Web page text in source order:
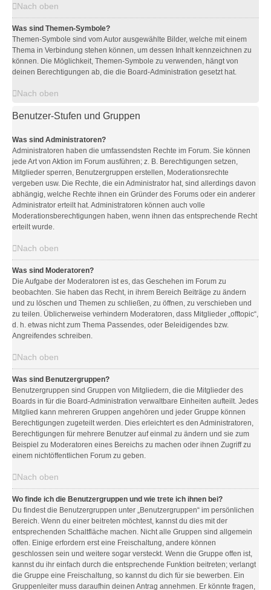
Nach oben
Was sind Themen-Symbole?
Themen-Symbole sind vom Autor ausgewählte Bilder, welche mit einem
Thema in Verbindung stehen können, um dessen Inhalt kennzeichnen zu
können. Die Möglichkeit, Themen-Symbole zu verwenden, hängt von
deinen Berechtigungen ab, die die Board-Administration gesetzt hat.
Nach oben
Benutzer-Stufen und Gruppen
Was sind Administratoren?
Administratoren haben die umfassendsten Rechte im Forum. Sie können
jede Art von Aktion im Forum ausführen; z. B. Berechtigungen setzen,
Mitglieder sperren, Benutzergruppen erstellen, Moderationsrechte
vergeben usw. Die Rechte, die ein Administrator hat, sind allerdings davon
abhängig, welche Rechte ihnen ein Gründer des Forums oder ein anderer
Administrator erteilt hat. Administratoren können auch volle
Moderationsberechtigungen haben, wenn ihnen das entsprechende Recht
erteilt wurde.
Nach oben
Was sind Moderatoren?
Die Aufgabe der Moderatoren ist es, das Geschehen im Forum zu
beobachten. Sie haben das Recht, in ihrem Bereich Beiträge zu ändern
und zu löschen und Themen zu schließen, zu öffnen, zu verschieben und
zu teilen. Üblicherweise verhindern Moderatoren, dass Mitglieder „offtopic“,
d. h. etwas nicht zum Thema Passendes, oder Beleidigendes bzw.
Angreifendes schreiben.
Nach oben
Was sind Benutzergruppen?
Benutzergruppen sind Gruppen von Mitgliedern, die die Mitglieder des
Boards in für die Board-Administration verwaltbare Einheiten aufteilt. Jedes
Mitglied kann mehreren Gruppen angehören und jeder Gruppe können
Berechtigungen zugeteilt werden. Dies erleichtert es den Administratoren,
Berechtigungen für mehrere Benutzer auf einmal zu ändern und sie zum
Beispiel zu Moderatoren eines Bereichs zu machen oder ihnen Zugriff zu
einem nichtöffentlichen Forum zu geben.
Nach oben
Wo finde ich die Benutzergruppen und wie trete ich ihnen bei?
Du findest die Benutzergruppen unter „Benutzergruppen“ im persönlichen
Bereich. Wenn du einer beitreten möchtest, kannst du dies mit der
entsprechenden Schaltfläche machen. Nicht alle Gruppen sind allgemein
offen. Einige erfordern erst eine Freischaltung, andere können
geschlossen sein und weitere sogar versteckt. Wenn die Gruppe offen ist,
kannst du ihr einfach durch die entsprechende Funktion beitreten; verlangt
die Gruppe eine Freischaltung, so kannst du dich für sie bewerben. Ein
Gruppenleiter muss daraufhin deinen Antrag annehmen. Er könnte fragen,